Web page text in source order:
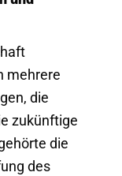
mehrere
die
zukünftige
die
des